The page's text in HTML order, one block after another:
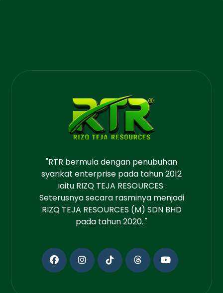
"RTR bermula dengan penubuhan
syarikat enterprise pada tahun 2012
iaitu RIZQ TEJA RESOURCES.
Seterusnya secara rasminya menjadi
RIZQ TEJA RESOURCES (M) SDN BHD
pada tahun 2020.."